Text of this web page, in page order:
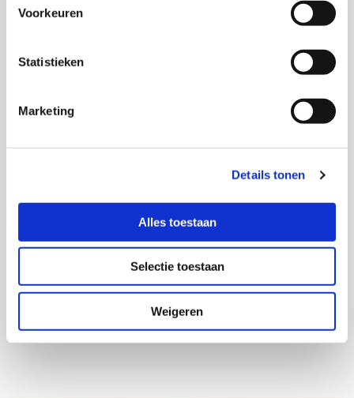
Voorkeuren
Statistieken
Marketing
Details tonen
Alles toestaan
Selectie toestaan
Weigeren
Lichaamsgerichte therapie